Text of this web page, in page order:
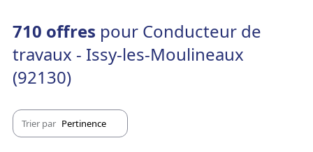
710 offres pour Conducteur de
travaux - Issy-les-Moulineaux
(92130)
Trier par Pertinence